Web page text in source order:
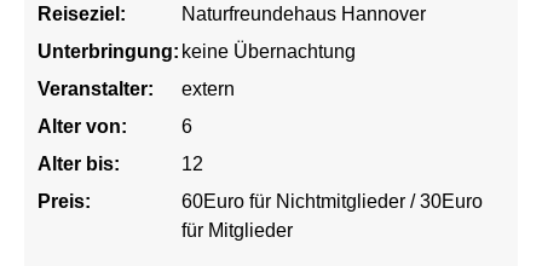
Reiseziel:
Naturfreundehaus Hannover
Unterbringung: keine Übernachtung
Veranstalter:
extern
Alter von:
6
Alter bis:
12
Preis:
60Euro für Nichtmitglieder / 30Euro
für Mitglieder